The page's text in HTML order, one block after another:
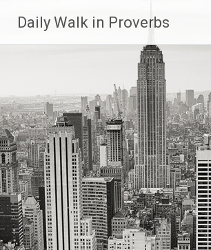
konten
Daily Walk in Proverbs